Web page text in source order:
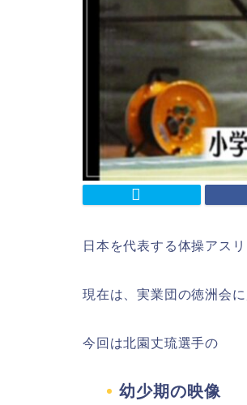
日本を代表する体操アス
現在は、実業団の徳洲会に
今回は北園丈琉選手の
幼少期の映像